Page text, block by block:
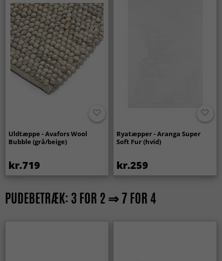
Uldtæppe - Avafors Wool
Bubble (grå/beige)
kr.719
Ryatæpper - Aranga Super
Soft Fur (hvid)
kr.259
PUDEBETRÆK: 3 FOR 2 ⇒ 7 FOR 4